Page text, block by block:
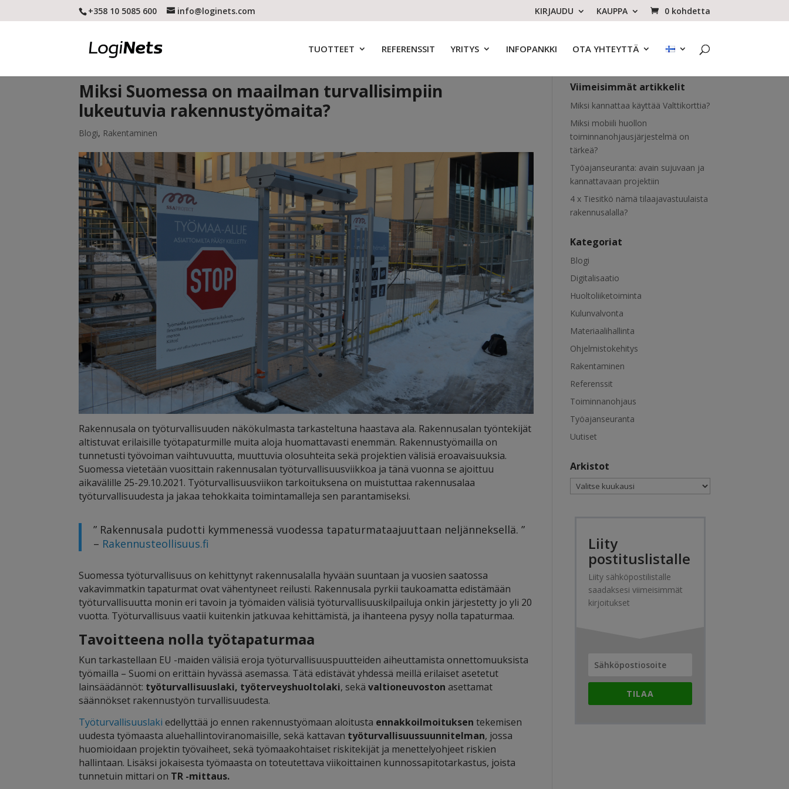
+358 10 5085 600 info@loginets.com KIRJAUDU KAUPPA 0 kohdetta
TUOTTEET REFERENSSIT YRITYS INFOPANKKI OTA YHTEYTTÄ
Miksi Suomessa on maailman turvallisimpiin
lukeutuvia rakennustyömaita?
Blogi, Rakentaminen
Rakennusala on työturvallisuuden näkökulmasta tarkasteltuna haastava ala. Rakennusalan työntekijät
altistuvat erilaisille työtapaturmille muita aloja huomattavasti enemmän. Rakennustyömailla on
tunnetusti työvoiman vaihtuvuutta, muuttuvia olosuhteita sekä projektien välisiä eroavaisuuksia.
Suomessa vietetään vuosittain rakennusalan työturvallisuusviikkoa ja tänä vuonna se ajoittuu
aikavälille 25-29.10.2021. Työturvallisuusviikon tarkoituksena on muistuttaa rakennusalaa
työturvallisuudesta ja jakaa tehokkaita toimintamalleja sen parantamiseksi.
” Rakennusala pudotti kymmenessä vuodessa tapaturmataajuuttaan neljänneksellä. ”
– Rakennusteollisuus.fi
Suomessa työturvallisuus on kehittynyt rakennusalalla hyvään suuntaan ja vuosien saatossa
vakavimmatkin tapaturmat ovat vähentyneet reilusti. Rakennusala pyrkii taukoamatta edistämään
työturvallisuutta monin eri tavoin ja työmaiden välisiä työturvallisuuskilpailuja onkin järjestetty jo yli 20
vuotta. Työturvallisuus vaatii kuitenkin jatkuvaa kehittämistä, ja ihanteena pysyy nolla tapaturmaa.
Tavoitteena nolla työtapaturmaa
Kun tarkastellaan EU -maiden välisiä eroja työturvallisuuspuutteiden aiheuttamista onnettomuuksista
työmailla – Suomi on erittäin hyvässä asemassa. Tätä edistävät yhdessä meillä erilaiset asetetut
lainsäädännöt: työturvallisuuslaki, työterveyshuoltolaki, sekävaltioneuvoston asettamat
säännökset rakennustyön turvallisuudesta.
Työturvallisuuslaki edellyttää jo ennen rakennustyömaan aloitusta ennakkoilmoituksen tekemisen
uudesta työmaasta aluehallintoviranomaisille, sekä kattavan työturvallisuussuunnitelman, jossa
huomioidaan projektin työvaiheet, sekä työmaakohtaiset riskitekijät ja menettelyohjeet riskien
hallintaan. Lisäksi jokaisesta työmaasta on toteutettava viikoittainen kunnossapitotarkastus, joista
tunnetuin mittari on TR -mittaus.
Viimeisimmät artikkelit
Miksi kannattaa käyttää Valttikorttia?
Miksi mobiili huollon
toiminnanohjausjärjestelmä on
tärkeä?
Työajanseuranta: avain sujuvaan ja
kannattavaan projektiin
4 x Tiesitkö nämä tilaajavastuulaista
rakennusalalla?
Kategoriat
Blogi
Digitalisaatio
Huoltoliiketoiminta
Kulunvalvonta
Materiaalihallinta
Ohjelmistokehitys
Rakentaminen
Referenssit
Toiminnanohjaus
Työajanseuranta
Uutiset
Arkistot
Arkistot
Liity
postituslistalle
Liity sähköpostilistalle
saadaksesi viimeisimmät
kirjoitukset
TILAA